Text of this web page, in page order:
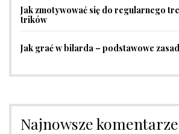
Jak zmotywować się do regularnego
trików
Jak grać w bilarda – podstawowe
Najnowsze komentarze